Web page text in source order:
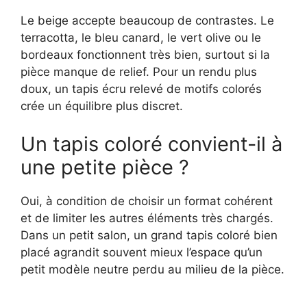
Le beige accepte beaucoup de contrastes. Le
terracotta, le bleu canard, le vert olive ou le
bordeaux fonctionnent très bien, surtout si la
pièce manque de relief. Pour un rendu plus
doux, un tapis écru relevé de motifs colorés
crée un équilibre plus discret.
Un tapis coloré convient-il à
une petite pièce ?
Oui, à condition de choisir un format cohérent
et de limiter les autres éléments très chargés.
Dans un petit salon, un grand tapis coloré bien
placé agrandit souvent mieux l’espace qu’un
petit modèle neutre perdu au milieu de la pièce.